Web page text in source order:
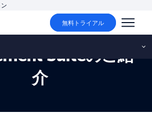
無料トライアル
Messagingの
Suiteのご紹
介